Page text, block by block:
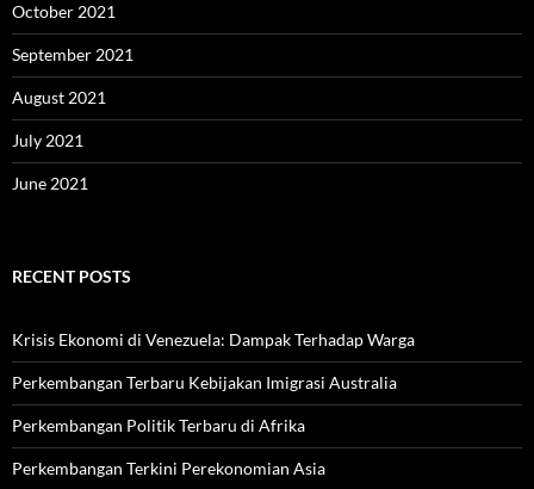
October 2021
September 2021
August 2021
July 2021
June 2021
RECENT POSTS
Krisis Ekonomi di Venezuela: Dampak Terhadap Warga
Perkembangan Terbaru Kebijakan Imigrasi Australia
Perkembangan Politik Terbaru di Afrika
Perkembangan Terkini Perekonomian Asia